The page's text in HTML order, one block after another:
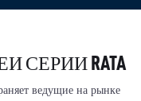
СЕРИИ RATA
ведущие на рынке